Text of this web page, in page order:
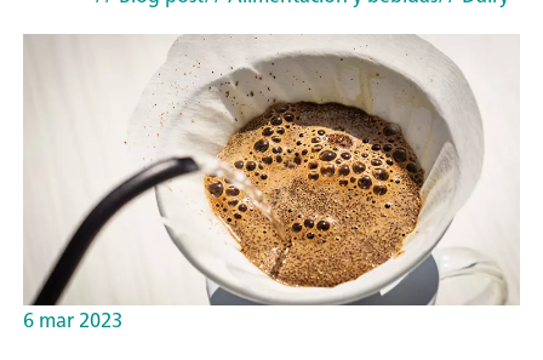
6 mar 2023